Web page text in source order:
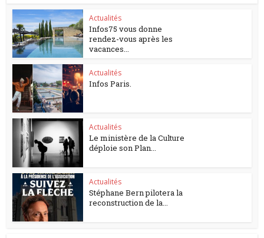
Actualités
Infos75 vous donne
rendez-vous après les
vacances...
Actualités
Infos Paris.
Actualités
Le ministère de la Culture
déploie son Plan...
Actualités
Stéphane Bern pilotera la
reconstruction de la...